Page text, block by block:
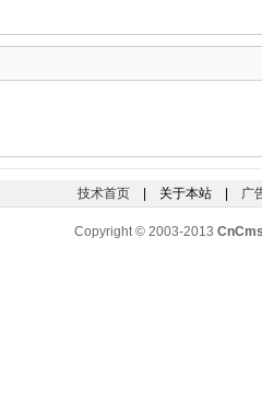
技术首页| 关于本站 | 广
Copyright © 2003-2013